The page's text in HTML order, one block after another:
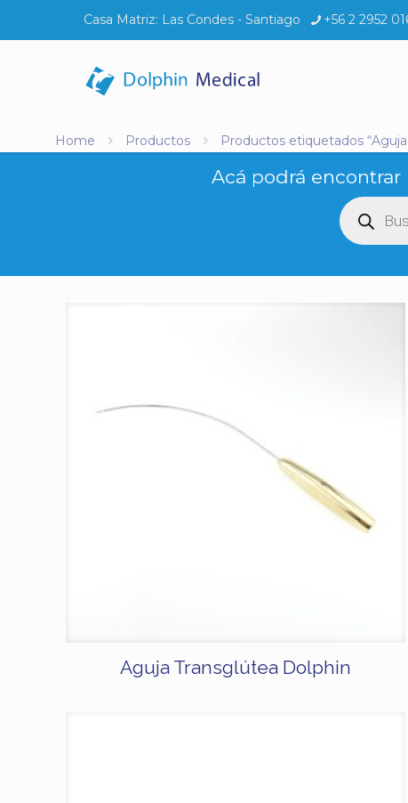
Casa Matriz: Las Condes - Santiago +56 2 2952
Home Productos Productos etiquetados
Acá podrá encontrar
de
Aguja Transglútea Dolphin